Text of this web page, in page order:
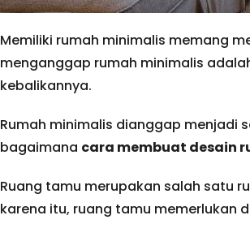
Memiliki rumah minimalis memang
menganggap rumah minimalis
kebalikannya.
Rumah minimalis dianggap menjadi
bagaimana cara membuat desain
Ruang tamu merupakan salah satu
karena itu, ruang tamu memerlukan